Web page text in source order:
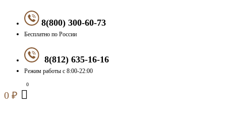
8(800) 300-60-73
Бесплатно по России
8(812) 635-16-16
Режим работы с 8:00-22:00
0 ₽